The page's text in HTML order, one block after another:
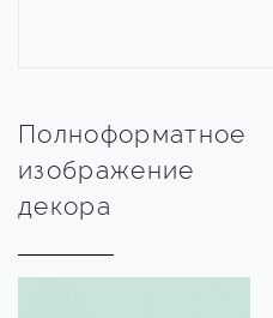
Полноформатное
изображение
декора